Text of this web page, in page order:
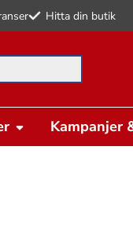
Hitta din butik
Kampanjer